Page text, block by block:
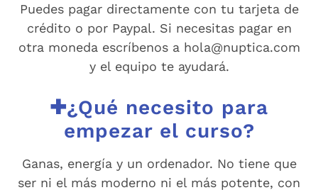
Puedes pagar directamente con tu tarjeta de
crédito o por Paypal. Si necesitas pagar en
otra moneda escríbenos a hola@nuptica.com
y el equipo te ayudará.
✚¿Qué necesito para
empezar el curso?
Ganas, energía y un ordenador. No tiene que
ser ni el más moderno ni el más potente, con